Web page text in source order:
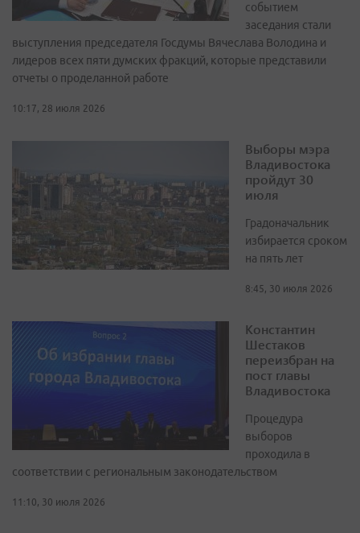
событием
заседания стали
выступления председателя Госдумы Вячеслава Володина и
лидеров всех пяти думских фракций, которые представили
отчеты о проделанной работе
10:17, 28 июля 2026
Выборы мэра
Владивостока
пройдут 30
июля
Градоначальник
избирается сроком
на пять лет
8:45, 30 июля 2026
Константин
Шестаков
переизбран на
пост главы
Владивостока
Процедура
выборов
проходила в
соответствии с региональным законодательством
11:10, 30 июля 2026